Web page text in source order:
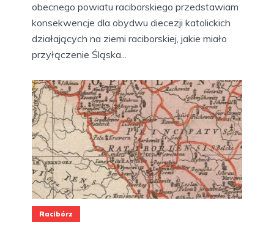
obecnego powiatu raciborskiego przedstawiam
konsekwencje dla obydwu diecezji katolickich
działających na ziemi raciborskiej, jakie miało
przyłączenie Śląska...
Racibórz